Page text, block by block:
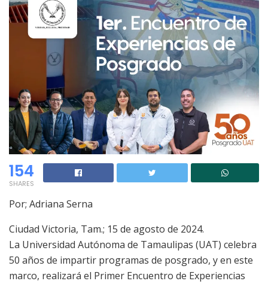
154
SHARES
Por; Adriana Serna
Ciudad Victoria, Tam.; 15 de agosto de 2024.
La Universidad Autónoma de Tamaulipas (UAT) celebra
50 años de impartir programas de posgrado, y en este
marco, realizará el Primer Encuentro de Experiencias